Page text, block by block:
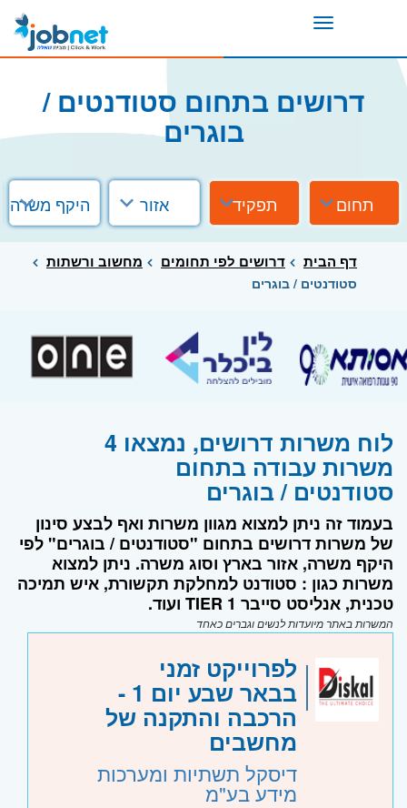
Toggle
דרושים בתחום סטודנטים /
בוגרים
תחום תפקיד אזור היקף משרה
דף הבית דרושים לפי תחומים מחשוב ורשתות
סטודנטים / בוגרים
לוח משרות דרושים, נמצאו 4
משרות עבודה בתחום
סטודנטים / בוגרים
בעמוד זה ניתן למצוא מגוון משרות ואף לבצע סינון
של משרות דרושים בתחום "סטודנטים / בוגרים" לפי
היקף משרה, אזור בארץ וסוג משרה. ניתן למצוא
משרות כגון : סטודנט למחלקת תקשורת, איש תמיכה
טכנית, אנליסט סייבר TIER 1 ועוד.
המשרות באתר מיועדות לנשים וגברים כאחד
לפרוייקט זמני
בבאר שבע יום 1 -
הרכבה והתקנה של
מחשבים
דיסקל תשתיות ומערכות
מידע בע"מ